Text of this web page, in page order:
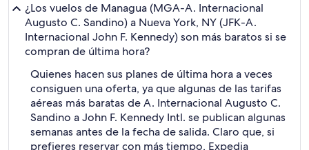
¿Los vuelos de Managua (MGA-A. Internacional
Augusto C. Sandino) a Nueva York, NY (JFK-A.
Internacional John F. Kennedy) son más baratos si se
compran de última hora?
Quienes hacen sus planes de última hora a veces
consiguen una oferta, ya que algunas de las tarifas
aéreas más baratas de A. Internacional Augusto C.
Sandino a John F. Kennedy Intl. se publican algunas
semanas antes de la fecha de salida. Claro que, si
prefieres reservar con más tiempo, Expedia